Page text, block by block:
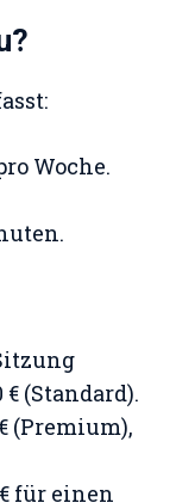
Woche.
(Standard).
(Premium),
€ für einen